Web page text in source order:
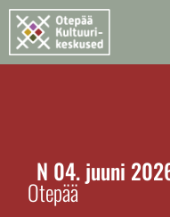
N 04.juuni
Otepää